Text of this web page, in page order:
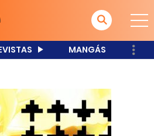
MANGÁS